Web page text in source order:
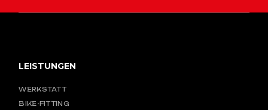
LEISTUNGEN
WERKSTATT
BIKE-FITTING